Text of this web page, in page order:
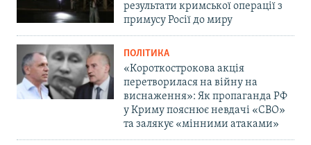
результати кримської операції з
примусу Росії до миру
ПОЛІТИКА
«Короткострокова акція
перетворилася на війну на
виснаження»: Як пропаганда РФ
у Криму пояснює невдачі «СВО»
та залякує «мінними атаками»